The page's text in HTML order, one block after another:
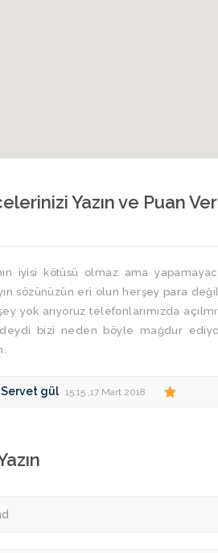
Yazın ve Puan
iyisi kötüsü olmaz ama
sözünüzün eri olun herşey para
yok arıyoruz telefonlarımızda
bizi neden böyle mağdur
Servet gül 15:15 ,17 Mart 2018